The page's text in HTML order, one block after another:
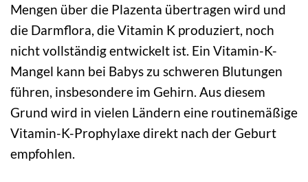
Mengen über die Plazenta übertragen wird und
die Darmflora, die Vitamin K produziert, noch
nicht vollständig entwickelt ist. Ein Vitamin-K-
Mangel kann bei Babys zu schweren Blutungen
führen, insbesondere im Gehirn. Aus diesem
Grund wird in vielen Ländern eine routinemäßige
Vitamin-K-Prophylaxe direkt nach der Geburt
empfohlen.